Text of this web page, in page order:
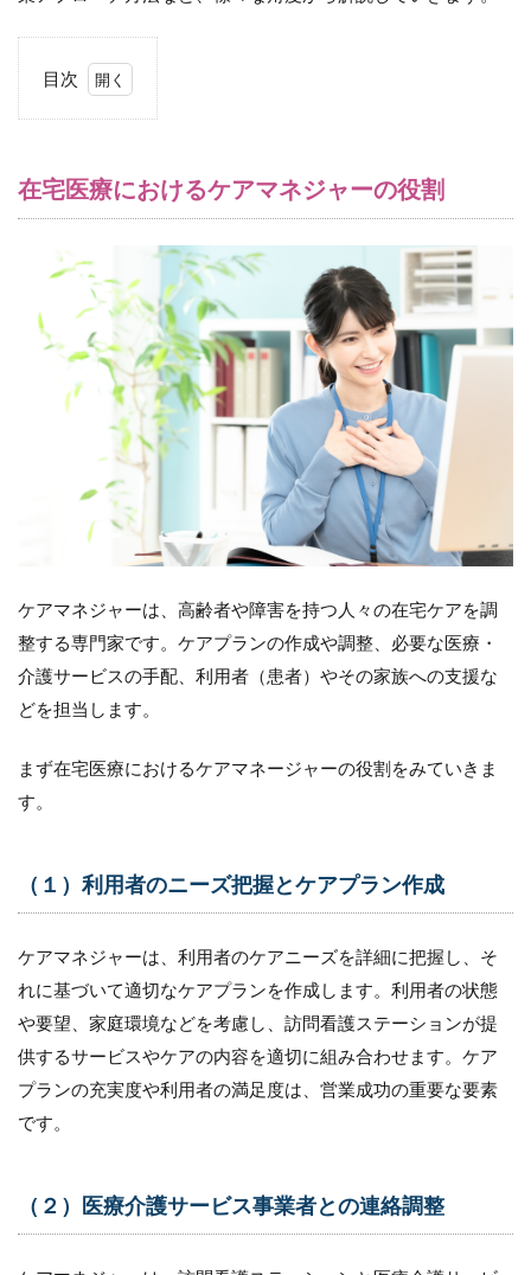
目次
医
療
に
け
ケ
ア
利用者
ズ把握
とケア
作成
1.2
（２）
業者と
の連絡
調整
1.3
（３）
利用者
への説
明とサ
訪
護
在宅医療におけるケアマネジャーの役割
ケアマネジャーは、高齢者や障害を持つ人々の在宅ケアを調
整する専門家です。ケアプランの作成や調整、必要な医療・
介護サービスの手配、利用者（患者）やその家族への支援な
どを担当します。
まず在宅医療におけるケアマネージャーの役割をみていきま
す。
（１）利用者のニーズ把握とケアプラン作成
ケアマネジャーは、利用者のケアニーズを詳細に把握し、そ
れに基づいて適切なケアプランを作成します。利用者の状態
や要望、家庭環境などを考慮し、訪問看護ステーションが提
供するサービスやケアの内容を適切に組み合わせます。ケア
プランの充実度や利用者の満足度は、営業成功の重要な要素
です。
（２）医療介護サービス事業者との連絡調整